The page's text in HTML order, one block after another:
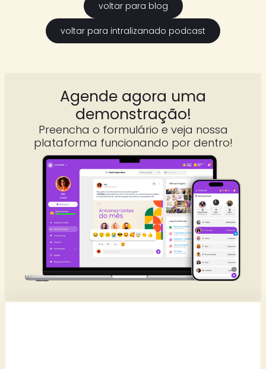
voltar para blog
voltar para intralizanado podcast
Agende agora uma
demonstração!
Preencha o formulário e veja nossa
plataforma funcionando por dentro!